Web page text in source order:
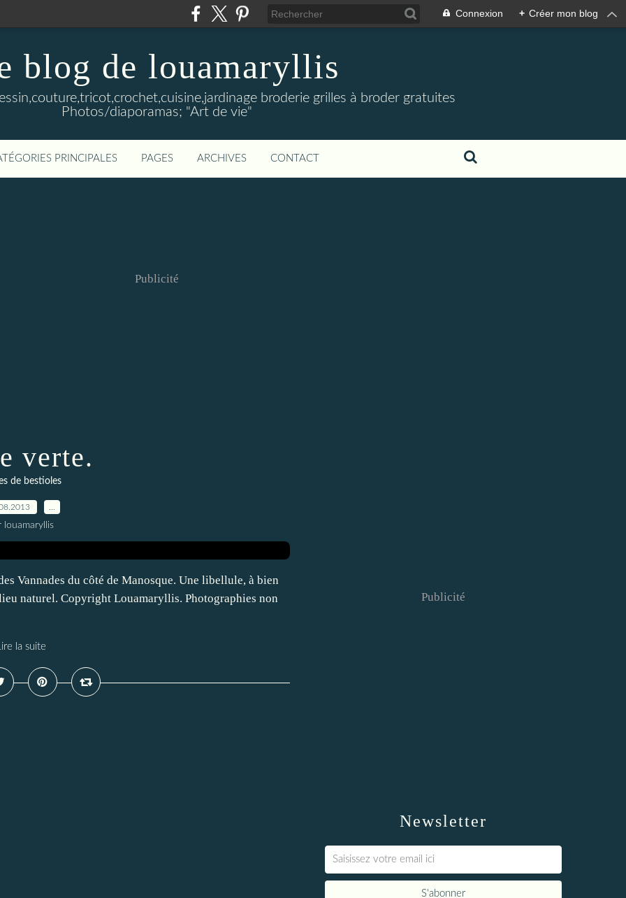
Connexion + Créer mon blog
blog de louamaryllis
broderie grilles à broder gratuites
Photos/diaporamas; "Art de vie"
PRINCIPALES PAGES ARCHIVES CONTACT
Publicité
verte.
de bestioles
louamaryllis
Vannades du côté de Manosque. Une libellule, à bien
naturel. Copyright Louamaryllis. Photographies non
la suite
Newsletter
Publicité